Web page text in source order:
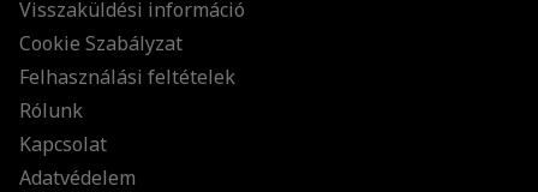
Visszaküldési információ
Cookie Szabályzat
Felhasználási feltételek
Rólunk
Kapcsolat
Adatvédelem